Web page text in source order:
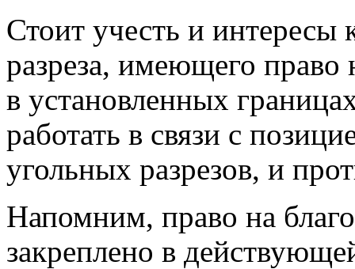
Стоит учесть и интересы
разреза, имеющего право
в установленных
работать в связи с
угольных разрезов, и
Напомним, право на
закреплено в